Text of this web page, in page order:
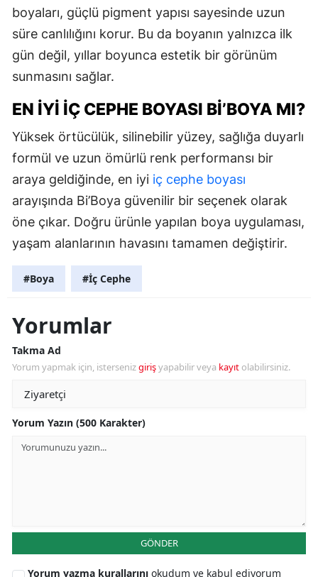
boyaları, güçlü pigment yapısı sayesinde uzun
süre canlılığını korur. Bu da boyanın yalnızca ilk
gün değil, yıllar boyunca estetik bir görünüm
sunmasını sağlar.
EN İYI İÇ CEPHE BOYASI BI’BOYA MI?
Yüksek örtücülük, silinebilir yüzey, sağlığa duyarlı
formül ve uzun ömürlü renk performansı bir
araya geldiğinde, en iyi iç cephe boyası
arayışında Bi’Boya güvenilir bir seçenek olarak
öne çıkar. Doğru ürünle yapılan boya uygulaması,
yaşam alanlarının havasını tamamen değiştirir.
#Boya #İç Cephe
Yorumlar
Takma Ad
Yorum yapmak için, istersenizgirişyapabilir veya kayıt olabilirsiniz.
Yorum Yazın (500 Karakter)
GÖNDER
Yorum yazma kurallarını okudum ve kabul ediyorum